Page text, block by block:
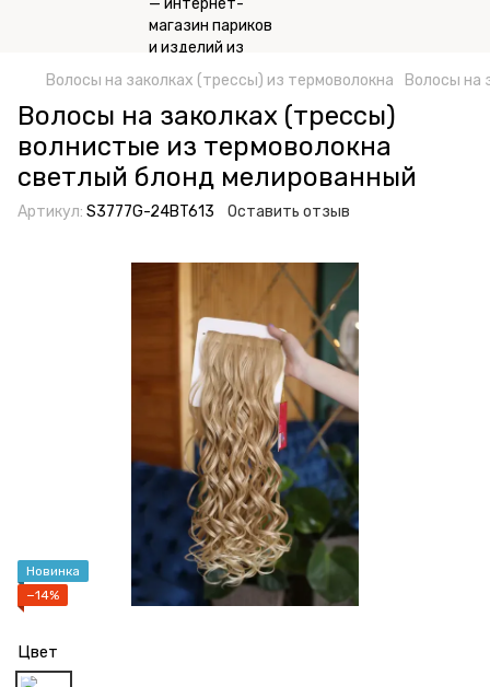
Волосы на заколках (трессы) из термоволокна Волосы на
Волосы на заколках (трессы)
волнистые из термоволокна
светлый блонд мелированный
Артикул: S3777G-24BT613 Оставить отзыв
Новинка
−14%
Цвет